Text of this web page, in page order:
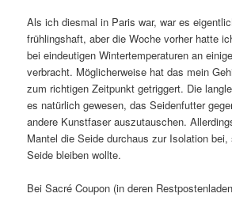
Als ich diesmal in Paris war, war es
frühlingshaft, aber die Woche vorher hatte
bei eindeutigen Wintertemperaturen an
verbracht. Möglicherweise hat das mein
zum richtigen Zeitpunkt getriggert. Die
es natürlich gewesen, das Seidenfutter
andere Kunstfaser auszutauschen.
Mantel die Seide durchaus zur Isolation
Seide bleiben wollte.
Bei Sacré Coupon (in deren